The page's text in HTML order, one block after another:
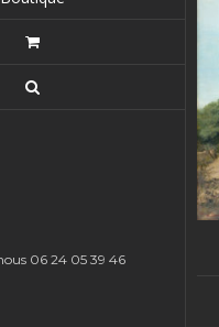
06 24 05 39 46